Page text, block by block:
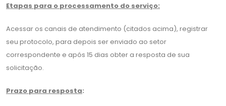
Etapas para o processamento do serviço:
Acessar os canais de atendimento (citados acima), registrar
seu protocolo, para depois ser enviado ao setor
correspondente e após 15 dias obter a resposta de sua
solicitação.
Prazo para resposta: